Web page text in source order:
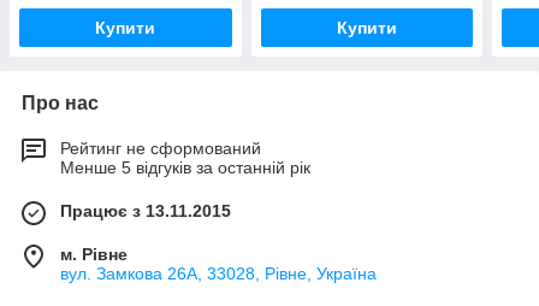
Купити Купити
Про нас
Рейтинг не сформований
Менше 5 відгуків за останній рік
Працює з 13.11.2015
м. Рівне
вул. Замкова 26А, 33028, Рівне, Україна